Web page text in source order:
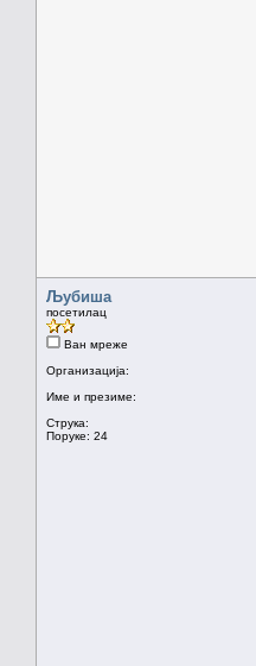
Љубиша
посетилац
Ван мреже
Организација:
Име и презиме:
Струка:
Поруке: 24